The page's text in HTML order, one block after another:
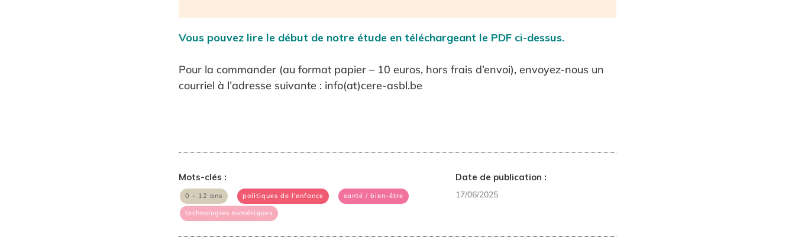
Vous pouvez lire le début de notre étude en téléchargeant le PDF ci-dessus.
Pour la commander (au format papier – 10 euros, hors frais d’envoi), envoyez-nous un
courriel à l’adresse suivante : info(at)cere-asbl.be
Mots-clés :
0 - 12 ans politiques de l'enfance santé / bien-être
technologies numériques
Date de publication :
17/06/2025